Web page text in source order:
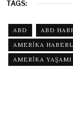
TAGS:
ABD ABD
AMERIKA
AMERIKA YAŞAMI